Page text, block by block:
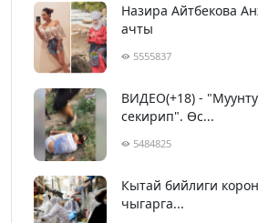
Назира Айтбекова
ачты
5555837
ВИДЕО(+18) -
секирип". Өс...
5484825
Кытай бийлиги
чыгарга...